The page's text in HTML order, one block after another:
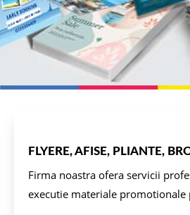
FLYERE, AFISE, PLIANTE,
Firma noastra ofera servicii
executie materiale